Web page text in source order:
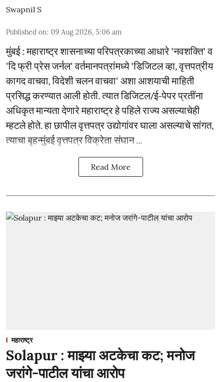
Swapnil S
Published on: 09 Aug 2026, 5:06 am
मुंबई : महाराष्ट्र शासनाच्या परिपत्रकाच्या आधारे 'नवशक्ति' व
'दि फ्री प्रेस जर्नल' वर्तमानपत्रांमध्ये 'डिजिटल व्हा, वृत्तपत्रीय
कागद वाचवा, विदेशी चलन वाचवा' अशा आशयाची माहिती
प्रसिद्ध करण्यात आली होती. त्यात डिजिटल/ई-पेपर प्रतींना
अधिकृत मान्यता देणारे महाराष्ट्र हे पहिले राज्य असल्याचेही
म्हटले होते. हा छापील वृत्तपत्र उद्योगांवर घाला असल्याचे सांगत,
त्याचा बृहन्मुंबई वृत्तपत्र विक्रेता संघान ...
Read More
महाराष्ट्र
Solapur : माझ्या अटकेचा कट; मनोज
जरांगे-पाटील यांचा आरोप